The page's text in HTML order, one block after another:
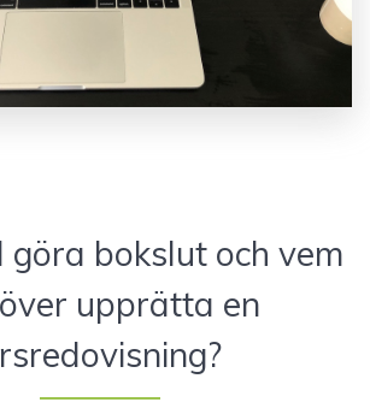
göra bokslut och vem
upprätta en